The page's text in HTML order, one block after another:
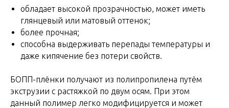
обладает высокой прозрачностью, может иметь
глянцевый или матовый оттенок;
более прочная;
способна выдерживать перепады температуры и
даже кипячение без потери свойств.
БОПП-плёнки получают из полипропилена путём
экструзии с растяжкой по двум осям. При этом
данный полимер легко модифицируется и может